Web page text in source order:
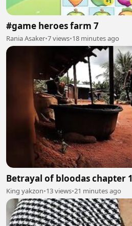
#game heroes farm 7
Rania Asaker•7 views•18 minutes ago
Betrayal of bloodas chapter 1
King yakzon•13 views•21 minutes ago